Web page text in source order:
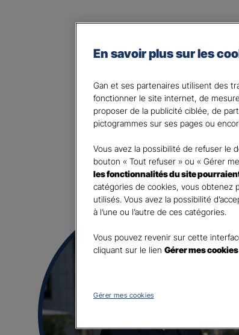
Etre à vos côtés pour préserver vos revenus et
Si maintenir votre niveau de vie et celui de vos
Votre Agent général est à votre disposition
En savoir plus sur les
Gan et ses partenaires utilisent des
fonctionner le site internet, de
proposer de la publicité ciblée, de
pictogrammes sur ses pages ou
Vous avez la possibilité de refuser le
bouton « Tout refuser » ou « Gérer
les fonctionnalités du site
catégories de cookies, vous obtenez
utilisés. Vous avez la possibilité
à l’une ou l’autre de ces catégories.
Vous pouvez revenir sur cette
cliquant sur le lien Gérer mes cookies
Gérer mes cookies